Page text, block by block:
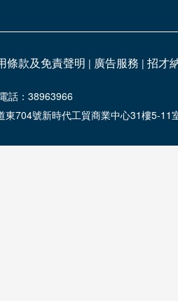
條款及免責聲明 | 廣告服務 | 招才
話：38963966
東704號新時代工貿商業中心31樓5-11